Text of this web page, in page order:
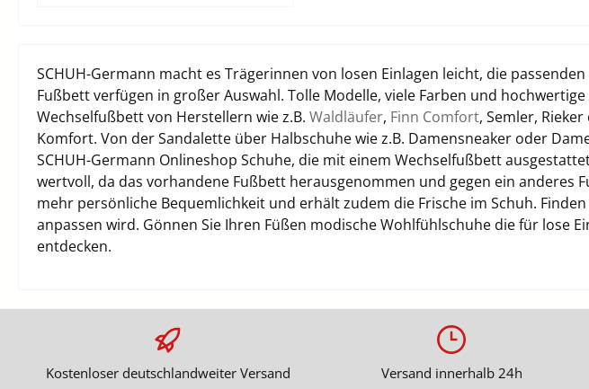
SCHUH-Germann macht es Trägerinnen von losen Einlagen leicht, die
Fußbett verfügen in großer Auswahl. Tolle Modelle, viele Farben und
Wechselfußbett von Herstellern wie z.B. Waldläufer, Finn Comfort, Semler,
Komfort. Von der Sandalette über Halbschuhe wie z.B. Damensneaker oder
SCHUH-Germann Onlineshop Schuhe, die mit einem Wechselfußbett
wertvoll, da das vorhandene Fußbett herausgenommen und gegen ein anderes
mehr persönliche Bequemlichkeit und erhält zudem die Frische im Schuh.
anpassen wird. Gönnen Sie Ihren Füßen modische Wohlfühlschuhe die für lose
entdecken.
Kostenloser deutschlandweiter Versand Versand innerhalb 24h